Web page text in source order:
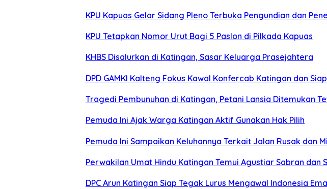
KPU Kapuas Gelar Sidang Pleno Terbuka Pengundian dan
KPU Tetapkan Nomor Urut Bagi 5 Paslon di Pilkada Kapuas
KHBS Disalurkan di Katingan, Sasar Keluarga Prasejahtera
DPD GAMKI Kalteng Fokus Kawal Konfercab Katingan dan
Tragedi Pembunuhan di Katingan, Petani Lansia Ditemukan
Pemuda Ini Ajak Warga Katingan Aktif Gunakan Hak Pilih
Pemuda Ini Sampaikan Keluhannya Terkait Jalan Rusak dan
Perwakilan Umat Hindu Katingan Temui Agustiar Sabran dan
DPC Arun Katingan Siap Tegak Lurus Mengawal Indonesia